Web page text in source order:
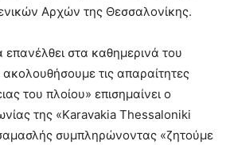
Αρχών της Θεσσαλονίκης.
στα καθημερινά του
τις απαραίτητες
του πλοίου» επισημαίνει ο
της «Karavakia Thessaloniki
συμπληρώνοντας «ζητούμε